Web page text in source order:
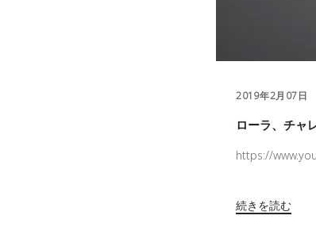
2019年2月07日
ローラ、チャ
https://
続きを読む